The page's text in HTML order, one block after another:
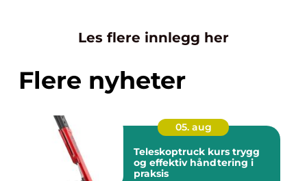
Les flere innlegg her
Flere nyheter
05. aug
Teleskoptruck kurs trygg
og effektiv håndtering i
praksis